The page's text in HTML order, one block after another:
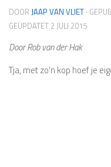
DOOR JAAP VAN VLIET ·
GEÜPDATET 2 JULI 2015
Door Rob van der Hak
Tja, met zo'n kop hoef je